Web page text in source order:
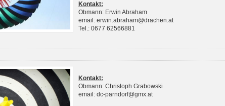
Kontakt:
Obmann: Erwin Abraham
email: erwin.abraham@drachen.at
Tel.: 0677 62566881
Kontakt:
Obmann: Christoph Grabowski
email: dc-parndorf@gmx.at